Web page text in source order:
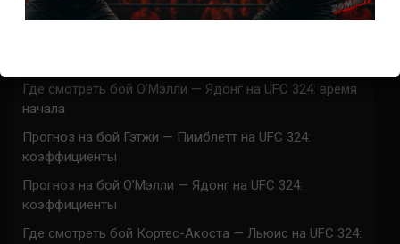
Марафон боев UFC 324 прямая трансляция
Где смотреть бой О’Мэлли — Ядонг на UFC 324: время
начала
Прогноз на бой Гэтжи — Пимблетт на UFC 324:
коэффициенты
Прогноз на бой О’Мэлли — Ядонг на UFC 324:
коэффициенты
Где смотреть бой Кортес-Акоста — Льюис на UFC 324: